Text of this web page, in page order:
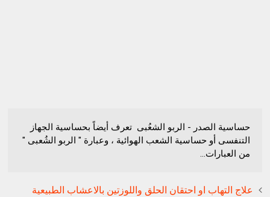
حساسية الصدر - الربو الشعُبى تعرف أيضاً بحساسية الجهاز
التنفسى أو حساسية الشعب الهوائية ، وعبارة " الربو الشُعبى "
من العبارات...
علاج التهاب او احتقان الحلق واللوزتين بالاعشاب الطبيعية